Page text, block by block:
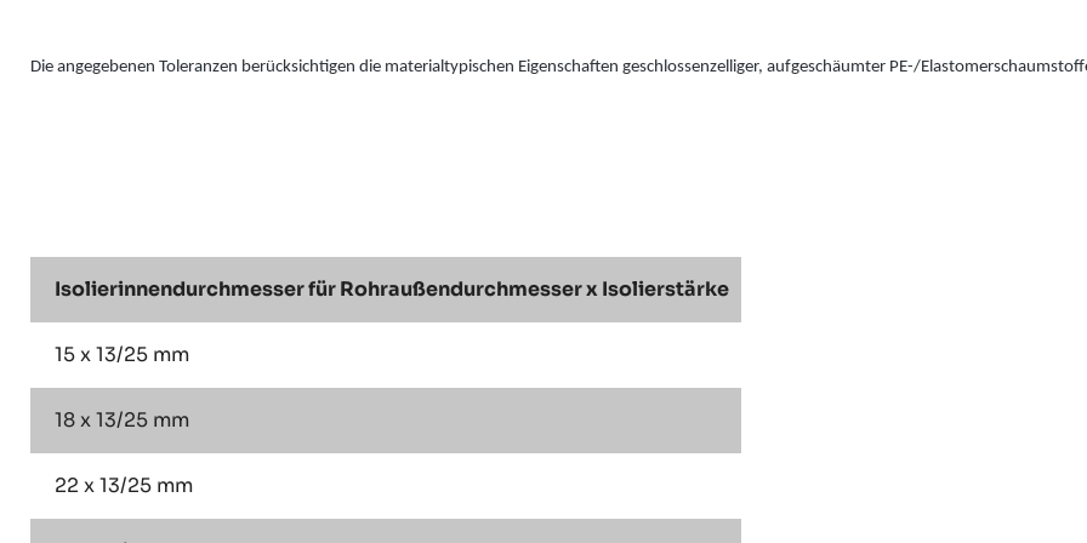
Die angegebenen Toleranzen berücksichtigen die materialtypischen Eigenschaften geschlossenzelliger, aufgeschäumter PE-/
Isolierinnendurchmesser für Rohraußendurchmesser x Isolierstärke
15 x 13/25 mm
18 x 13/25 mm
22 x 13/25 mm